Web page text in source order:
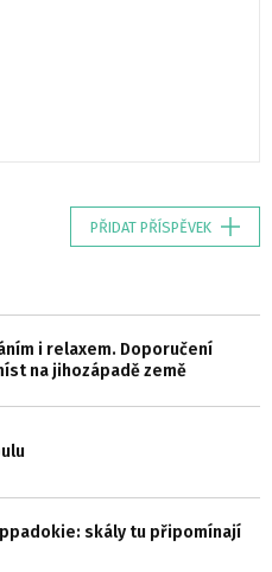
PŘIDAT PŘÍSPĚVEK
i relaxem. Doporučení
na jihozápadě země
skály tu připomínají